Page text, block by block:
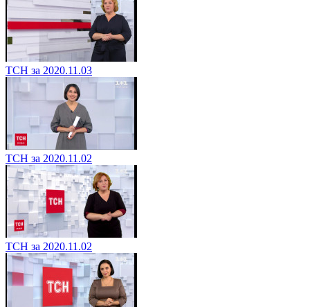
ТСН за 2020.11.03
ТСН за 2020.11.02
ТСН за 2020.11.02